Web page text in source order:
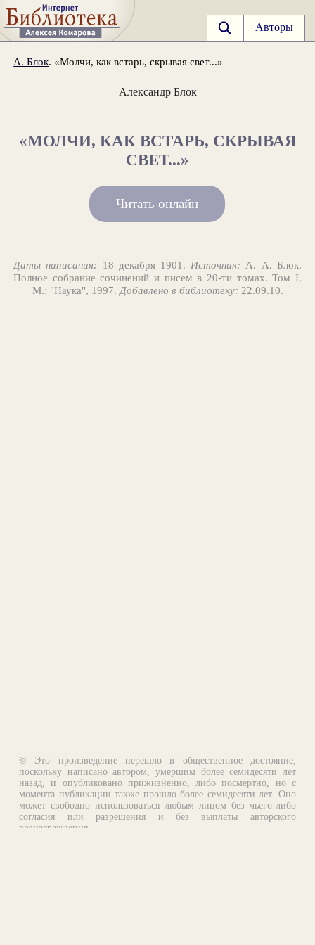
Авторы
А. Блок. «Молчи, как встарь, скрывая свет...»
Александр Блок
«МОЛЧИ, КАК ВСТАРЬ, СКРЫВАЯ
СВЕТ...»
Читать онлайн
Даты написания: 18 декабря 1901.Источник: А. А. Блок.
Полное собрание сочинений и писем в 20-ти томах. Том I.
М.: "Наука", 1997.Добавлено в библиотеку: 22.09.10.
© Это произведение перешло в общественное достояние,
поскольку написано автором, умершим более семидесяти лет
назад, и опубликовано прижизненно, либо посмертно, но с
момента публикации также прошло более семидесяти лет. Оно
может свободно использоваться любым лицом без чьего-либо
согласия или разрешения и без выплаты авторского
вознаграждения.